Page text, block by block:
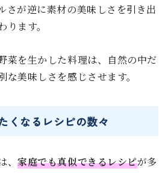
さが逆に素材の美味しさを引き出
ます。
菜を生かした料理は、自然の中だ
な美味しさを感じさせます。
くなるレシピの数々
、家庭でも真似できるレシピが多